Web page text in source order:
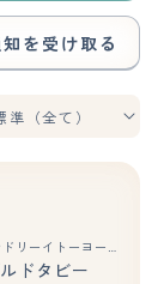
を受け取る
ひごペットフレンドリーイトーヨーカドー津久野店
ドタビー